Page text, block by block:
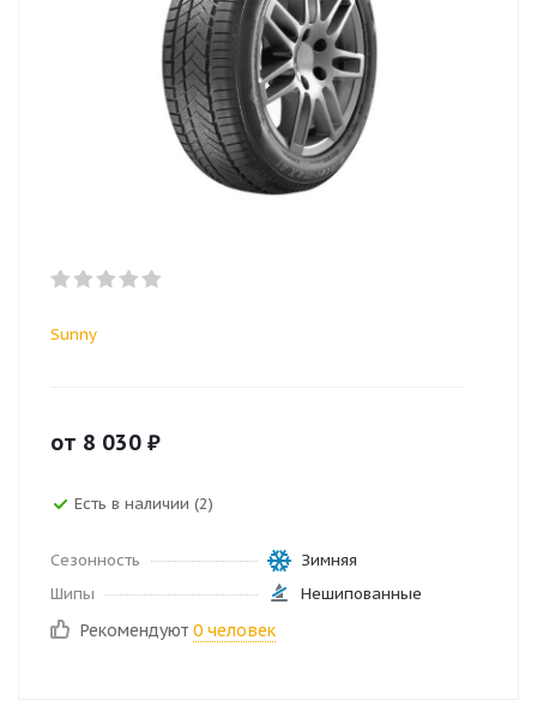
Sunny
от 8 030 ₽
Есть в наличии (2)
Сезонность
Зимняя
Шипы
Нешипованные
Рекомендуют 0 человек